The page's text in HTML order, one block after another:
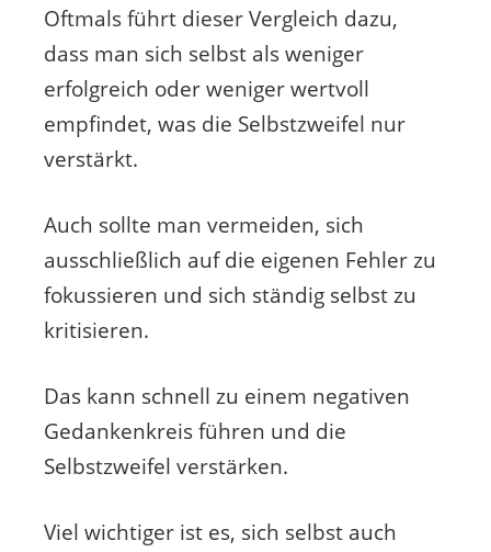
Oftmals führt dieser Vergleich dazu,
dass man sich selbst als weniger
erfolgreich oder weniger wertvoll
empfindet, was die Selbstzweifel nur
verstärkt.
Auch sollte man vermeiden, sich
ausschließlich auf die eigenen Fehler zu
fokussieren und sich ständig selbst zu
kritisieren.
Das kann schnell zu einem negativen
Gedankenkreis führen und die
Selbstzweifel verstärken.
Viel wichtiger ist es, sich selbst auch